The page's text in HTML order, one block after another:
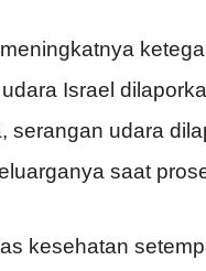
Israel
serangan udara
saat
kesehatan